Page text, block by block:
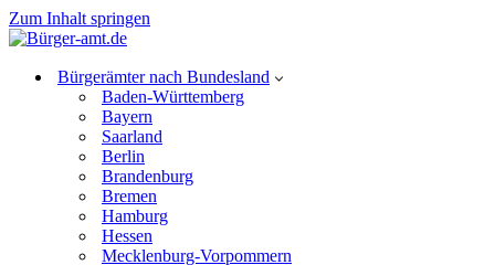
Zum Inhalt springen
Bürgerämter nach Bundesland
Baden-Württemberg
Bayern
Saarland
Berlin
Brandenburg
Bremen
Hamburg
Hessen
Mecklenburg-Vorpommern